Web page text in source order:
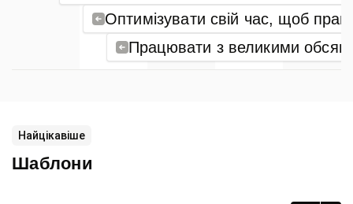
Оптимізувати свій час, щоб
Працювати з великими
Найцікавіше
Шаблони